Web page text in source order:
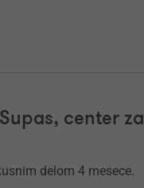
center za
delom 4 mesece.